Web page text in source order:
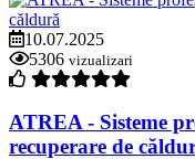
10.07.2025
5306 vizualizari
ATREA - Sisteme
recuperare de